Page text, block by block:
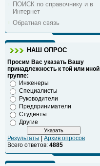
ПОИСК по справочнику и в
Интернет
Обратная связь
НАШ ОПРОС
Просим Вас указать Вашу
принадлежность к той или иной
группе:
Инженеры
Специалисты
Руководители
Предприниматели
Студенты
Другие
Результаты
Архив опросов
Всего ответов: 4885